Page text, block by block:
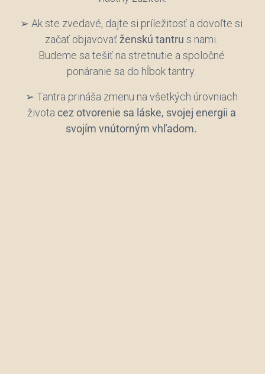
➢ Ak ste zvedavé, dajte si príležitosť a dovoľte si
začať objavovaťženskú tantru s nami.
Budeme sa tešiť na stretnutie a spoločné
ponáranie sa do hĺbok tantry.
➢ Tantra prináša zmenu na všetkých úrovniach
života cez otvorenie sa láske, svojej energii a
svojím vnútorným vhľadom.